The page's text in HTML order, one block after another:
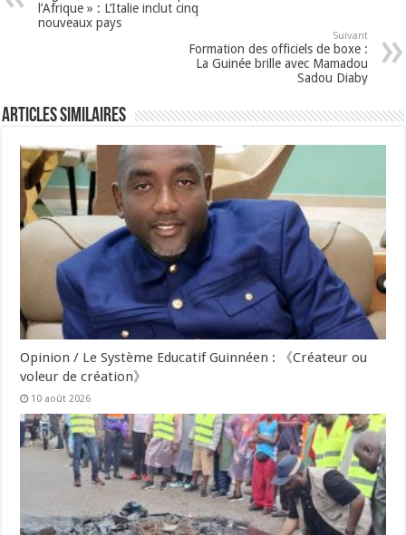
l’Afrique » : L’Italie inclut cinq
nouveaux pays
Suivant
Formation des officiels de boxe :
La Guinée brille avec Mamadou
Sadou Diaby
Articles Similaires
Opinion / Le Système Educatif Guinnéen : 《Créateur ou
voleur de création》
10 août 2026